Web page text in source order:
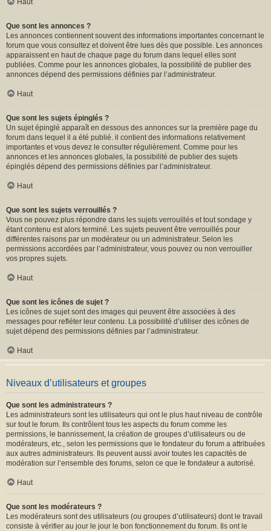
Haut
Que sont les annonces ?
Les annonces contiennent souvent des informations importantes concernant le
forum que vous consultez et doivent être lues dès que possible. Les annonces
apparaissent en haut de chaque page du forum dans lequel elles sont
publiées. Comme pour les annonces globales, la possibilité de publier des
annonces dépend des permissions définies par l’administrateur.
Haut
Que sont les sujets épinglés ?
Un sujet épinglé apparaît en dessous des annonces sur la première page du
forum dans lequel il a été publié. il contient des informations relativement
importantes et vous devez le consulter régulièrement. Comme pour les
annonces et les annonces globales, la possibilité de publier des sujets
épinglés dépend des permissions définies par l’administrateur.
Haut
Que sont les sujets verrouillés ?
Vous ne pouvez plus répondre dans les sujets verrouillés et tout sondage y
étant contenu est alors terminé. Les sujets peuvent être verrouillés pour
différentes raisons par un modérateur ou un administrateur. Selon les
permissions accordées par l’administrateur, vous pouvez ou non verrouiller
vos propres sujets.
Haut
Que sont les icônes de sujet ?
Les icônes de sujet sont des images qui peuvent être associées à des
messages pour refléter leur contenu. La possibilité d’utiliser des icônes de
sujet dépend des permissions définies par l’administrateur.
Haut
Niveaux d’utilisateurs et groupes
Que sont les administrateurs ?
Les administrateurs sont les utilisateurs qui ont le plus haut niveau de contrôle
sur tout le forum. Ils contrôlent tous les aspects du forum comme les
permissions, le bannissement, la création de groupes d’utilisateurs ou de
modérateurs, etc., selon les permissions que le fondateur du forum a attribuées
aux autres administrateurs. Ils peuvent aussi avoir toutes les capacités de
modération sur l’ensemble des forums, selon ce que le fondateur a autorisé.
Haut
Que sont les modérateurs ?
Les modérateurs sont des utilisateurs (ou groupes d’utilisateurs) dont le travail
consiste à vérifier au jour le jour le bon fonctionnement du forum. Ils ont le